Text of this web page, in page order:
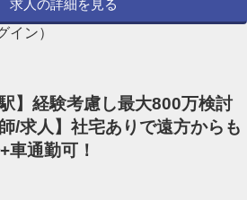
求人の詳細を見る
イン）
】経験考慮し最大800万検討
/求人】社宅ありで遠方からも
車通勤可！